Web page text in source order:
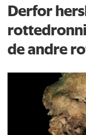
Derfor
de andre